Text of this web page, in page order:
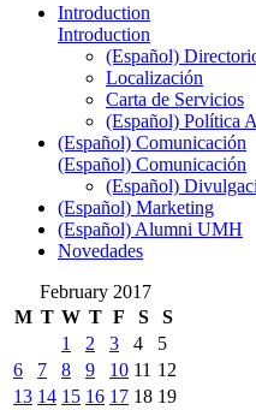
Introduction
Introduction
(Español)
Localización
Carta de Servicios
(Español) Política
(Español) Comunicación
(Español) Comunicación
(Español)
(Español) Marketing
(Español) Alumni UMH
Novedades
February 2017
M T W T F S
S
1
2 3 4
5
6
7 8 9 10 11 12
13 14 15 16 17 18 19